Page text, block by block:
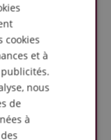
SPANISH
cookies
et à
nous
de
à